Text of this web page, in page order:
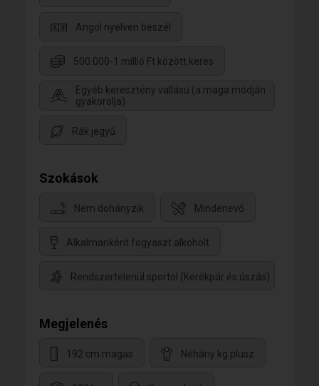
Angol nyelven beszél
500.000-1 millió Ft között keres
Egyéb keresztény vallású (a maga módján
gyakorolja)
Rák jegyű
Szokások
Nem dohányzik Mindenevő
Alkalmanként fogyaszt alkoholt
Rendszertelenül sportol (Kerékpár és úszás)
Megjelenés
192 cm magas Néhány kg plusz